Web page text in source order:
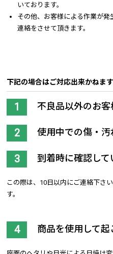
いております。
その他、お客様による作業が
連絡をさせて頂きます。
下記の場合はご対応出来かねます
不良品以外のお
使用中での傷・汚
到着時に確認し
この際は、10日以内にご連絡下さ
す。
商品を使用して